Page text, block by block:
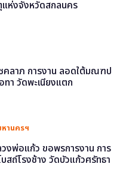
แห่งจังหวัดสกลนคร
คลาภ การงาน ลอดใต้มณฑป
า วัดพะเนียงแตก
หานครฯ
งพ่อแก้ว ขอพรการงาน การ
บสถ์โรงช้าง วัดบัวแก้วศรัทธา